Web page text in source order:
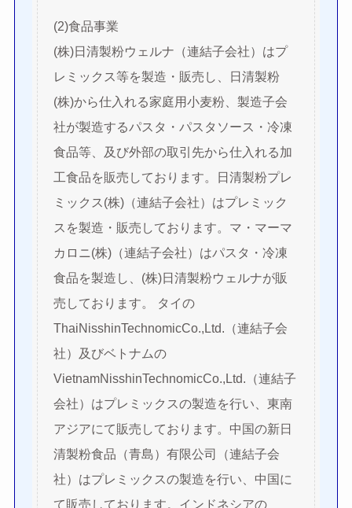
(2)食品事業
(株)日清製粉ウェルナ（連結子会社）はプ
レミックス等を製造・販売し、日清製粉
(株)から仕入れる家庭用小麦粉、製造子会
社が製造するパスタ・パスタソース・冷凍
食品等、及び外部の取引先から仕入れる加
工食品を販売しております。日清製粉プレ
ミックス(株)（連結子会社）はプレミック
スを製造・販売しております。マ・マーマ
カロニ(株)（連結子会社）はパスタ・冷凍
食品を製造し、(株)日清製粉ウェルナが販
売しております。 タイの
ThaiNisshinTechnomicCo.,Ltd.（連結子会
社）及びベトナムの
VietnamNisshinTechnomicCo.,Ltd.（連結子
会社）はプレミックスの製造を行い、東南
アジアにて販売しております。中国の新日
清製粉食品（青島）有限公司（連結子会
社）はプレミックスの製造を行い、中国に
て販売しております。インドネシアの